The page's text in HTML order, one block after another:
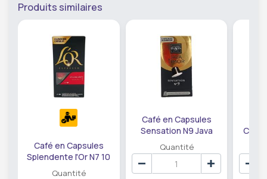
Produits similaires
Café en Capsules
Splendente l'Or N7 10
unités.
Quantité
Café en Capsules
Sensation N9 Java
Timor 10 Capsules
Quantité